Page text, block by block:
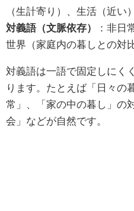
（生計寄り）、生活（近い）
対義語（文脈依存）
：非日
世界（家庭内の暮しとの対比
対義語は一語で固定しにく
ります。たとえば「日々の
常」、「家の中の暮し」の
会」などが自然です。